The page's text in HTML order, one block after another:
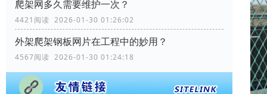
爬架网多久需要维护一次？
4421阅读 2026-01-30 01:26:02
外架爬架钢板网片在工程中的妙用？
4567阅读 2026-01-30 01:24:18